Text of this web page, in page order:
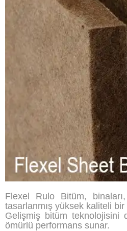
Flexel Rulo Bitüm,
tasarlanmış yüksek kaliteli bir
Gelişmiş bitüm teknolojisini
ömürlü performans sunar.